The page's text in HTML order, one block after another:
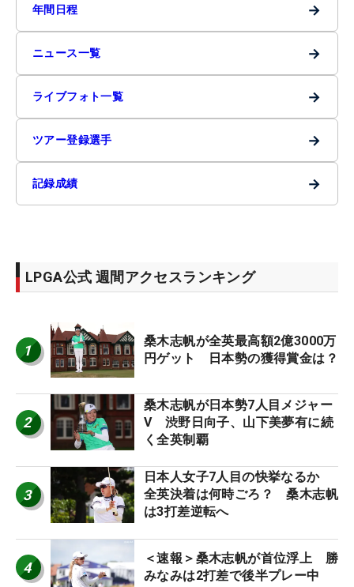
年間日程 →
ニュース一覧 →
ライブフォト一覧 →
ツアー登録選手 →
記録成績 →
LPGA公式 週間アクセスランキング
1
桑木志帆が全英最高額2億3000万
円ゲット 日本勢の獲得賞金は？
2
桑木志帆が日本勢7人目メジャー
V 渋野日向子、山下美夢有に続
く全英制覇
3
日本人女子7人目の快挙なるか
全英決着は何時ごろ？ 桑木志帆
は3打差逆転へ
4
＜速報＞桑木志帆が首位浮上 勝
みなみは2打差で後半プレー中